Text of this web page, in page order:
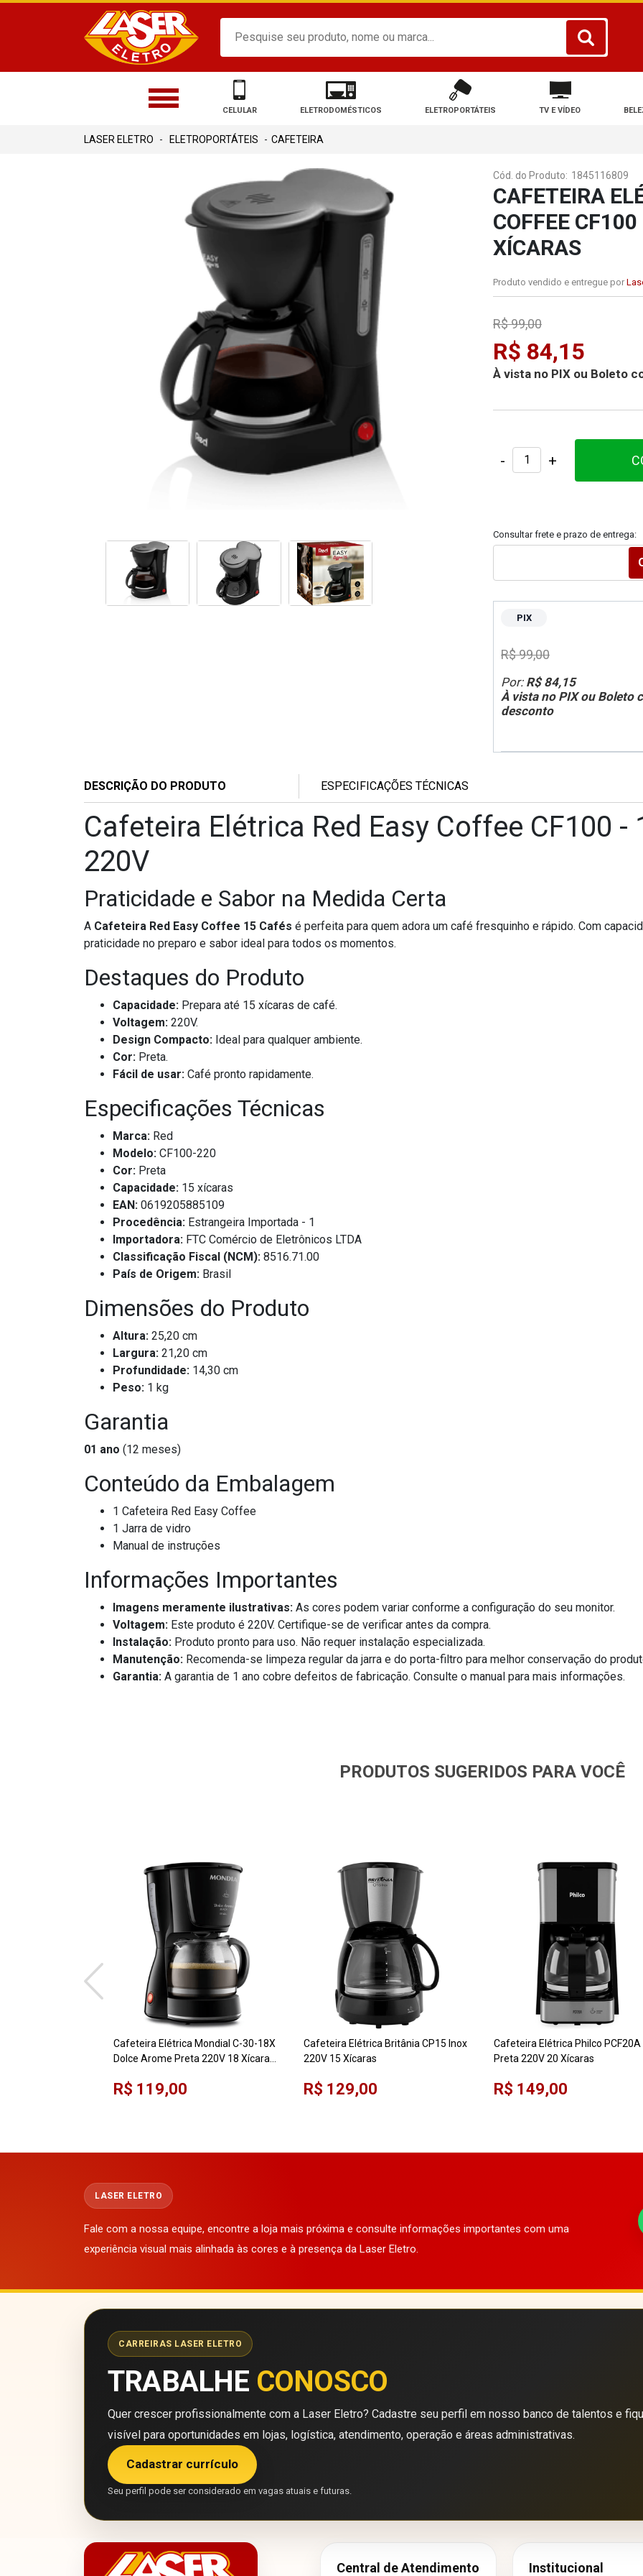
CELULAR ELETRODOMÉSTICOS ELETROPORTÁTEIS TV E VÍDEO
ELETROPORTÁTEIS CAFETEIRA
Cód. do Produto: 1845116809
CAFETEIRA
COFFEE
XÍCARAS
Produto vendido e entregue por
R$ 84,15
À vista no PIX ou Boleto
R$ 99,00
- +
Consultar frete e prazo de entrega:
PIX
Por: R$ 84,15
À vista no PIX ou Boleto
desconto
R$ 99,00
DESCRIÇÃO DO PRODUTO ESPECIFICAÇÕES TÉCNICAS
Cafeteira Elétrica Red Easy Coffee CF100 -
220V
Praticidade e Sabor na Medida Certa
A Cafeteira Red Easy Coffee 15 Cafés é perfeita para quem adora um café fresquinho e rápido. Com
praticidade no preparo e sabor ideal para todos os momentos.
Destaques do Produto
Capacidade: Prepara até 15 xícaras de café.
Voltagem: 220V.
Design Compacto: Ideal para qualquer ambiente.
Cor: Preta.
Fácil de usar: Café pronto rapidamente.
Especificações Técnicas
Marca: Red
Modelo: CF100-220
Cor: Preta
Capacidade: 15 xícaras
EAN: 0619205885109
Procedência: Estrangeira Importada - 1
Importadora: FTC Comércio de Eletrônicos LTDA
Classificação Fiscal (NCM): 8516.71.00
País de Origem: Brasil
Dimensões do Produto
Altura: 25,20 cm
Largura: 21,20 cm
Profundidade: 14,30 cm
Peso: 1 kg
Garantia
01 ano (12 meses)
Conteúdo da Embalagem
1 Cafeteira Red Easy Coffee
1 Jarra de vidro
Manual de instruções
Informações Importantes
Imagens meramente ilustrativas: As cores podem variar conforme a configuração do seu monitor.
Voltagem: Este produto é 220V. Certifique-se de verificar antes da compra.
Instalação: Produto pronto para uso. Não requer instalação especializada.
Manutenção: Recomenda-se limpeza regular da jarra e do porta-filtro para melhor conservação do
Garantia: A garantia de 1 ano cobre defeitos de fabricação. Consulte o manual para mais informações.
PRODUTOS SUGERIDOS PARA VOCÊ
Cafeteira Elétrica Mondial C-30-18X
Dolce Arome Preta 220V 18 Xícaras
R$ 119,00
Cafeteira Elétrica Britânia CP15 Inox
220V 15 Xícaras
R$ 129,00
Cafeteira Elétrica Philco PCF20A
Preta 220V 20 Xícaras
R$ 149,00
LASER ELETRO
Fale com a nossa equipe, encontre a loja mais próxima e consulte informações importantes com uma
experiência visual mais alinhada às cores e à presença da Laser Eletro.
CARREIRAS LASER ELETRO
TRABALHE CONOSCO
Quer crescer profissionalmente com a Laser Eletro? Cadastre seu perfil em nosso banco de talentos e
visível para oportunidades em lojas, logística, atendimento, operação e áreas administrativas.
Cadastrar currículo
Seu perfil pode ser considerado em vagas atuais e futuras.
Central de Atendimento Institucional